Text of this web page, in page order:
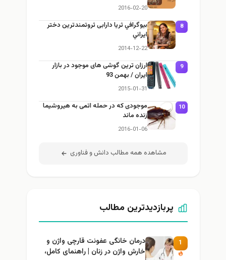
2016-02-20
8
بيوگرافي ثریا دارابی ثروتمندترين دختر
ايراني
2014-12-22
9
ارزان ترين گوشی‌ های موجود در بازار
ايران / بهمن 93
2015-01-31
10
موجودی که در حمله اتمی به هیروشیما
زنده ماند
2016-01-06
مشاهده همه مطالب دانش و فناوری
پربازدیدترین مطالب
1
درمان خانگی عفونت قارچی واژن و
خارش واژن در زنان | راهنمای کامل،